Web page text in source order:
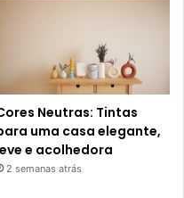
Neutras: Tintas
uma casa elegante,
e acolhedora
2 semanas atrás